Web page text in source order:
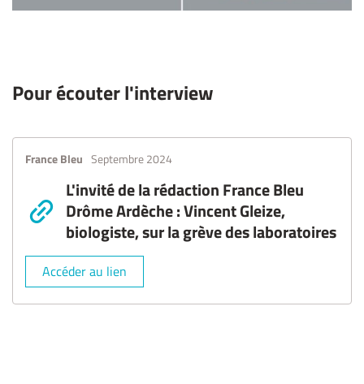
Pour écouter l'interview
France Bleu Septembre 2024
L'invité de la rédaction France Bleu
Drôme Ardèche : Vincent Gleize,
biologiste, sur la grève des laboratoires
Accéder au lien